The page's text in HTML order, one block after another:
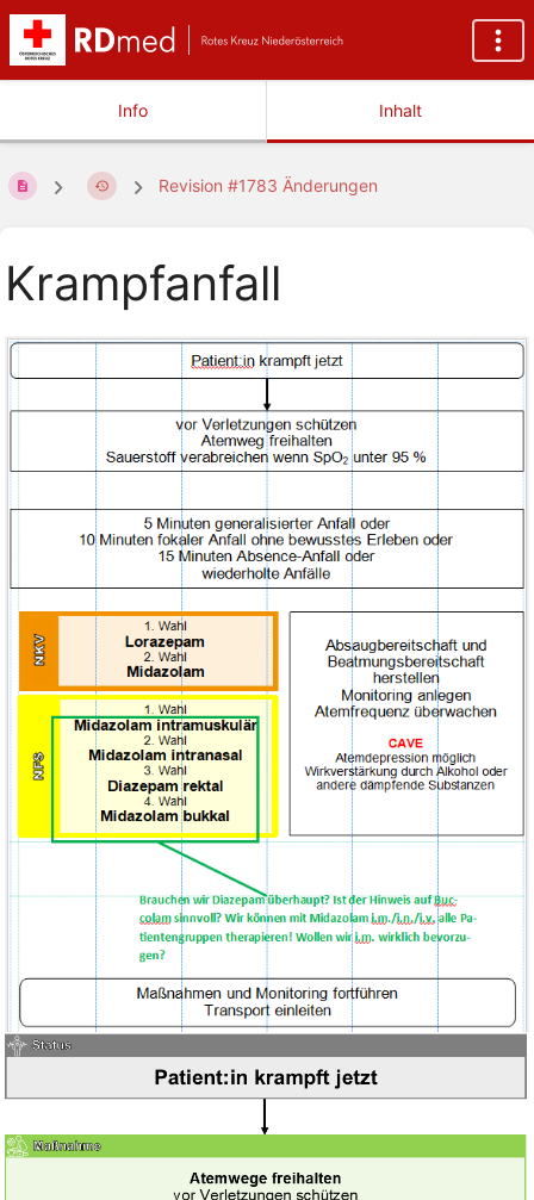
Info Inhalt
Revision #1783 Änderungen
Krampfanfall